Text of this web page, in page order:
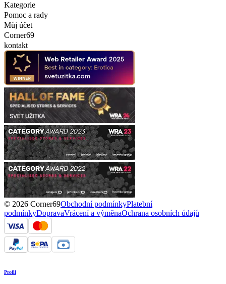
Kategorie
Pomoc a rady
Můj účet
Corner69
kontakt
© 2026 Corner69Obchodní podmínkyPlatební
podmínkyDopravaVrácení a výměnaOchrana osobních údajů
Profil